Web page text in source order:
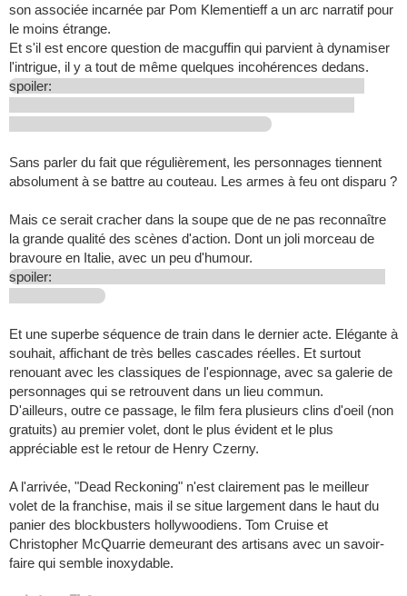
son associée incarnée par Pom Klementieff a un arc narratif pour
le moins étrange.
Et s'il est encore question de macguffin qui parvient à dynamiser
l'intrigue, il y a tout de même quelques incohérences dedans.
spoiler:
Sans parler du fait que régulièrement, les personnages tiennent
absolument à se battre au couteau. Les armes à feu ont disparu ?
Mais ce serait cracher dans la soupe que de ne pas reconnaître
la grande qualité des scènes d'action. Dont un joli morceau de
bravoure en Italie, avec un peu d'humour.
spoiler:
Et une superbe séquence de train dans le dernier acte. Elégante à
souhait, affichant de très belles cascades réelles. Et surtout
renouant avec les classiques de l'espionnage, avec sa galerie de
personnages qui se retrouvent dans un lieu commun.
D'ailleurs, outre ce passage, le film fera plusieurs clins d'oeil (non
gratuits) au premier volet, dont le plus évident et le plus
appréciable est le retour de Henry Czerny.
A l'arrivée, "Dead Reckoning" n'est clairement pas le meilleur
volet de la franchise, mais il se situe largement dans le haut du
panier des blockbusters hollywoodiens. Tom Cruise et
Christopher McQuarrie demeurant des artisans avec un savoir-
faire qui semble inoxydable.